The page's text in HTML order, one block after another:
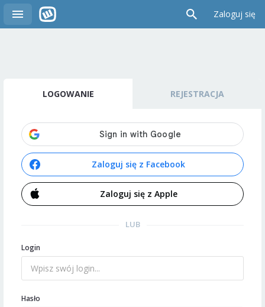
Zaloguj się
LOGOWANIE REJESTRACJA
Zaloguj się z Facebook
Zaloguj się z Apple
LUB
Login
Hasło